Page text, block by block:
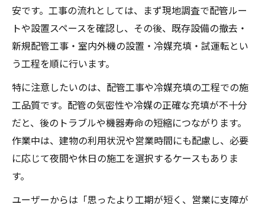
安です。工事の流れとしては、まず現地調査で配管ルー
トや設置スペースを確認し、その後、既存設備の撤去・
新規配管工事・室内外機の設置・冷媒充填・試運転とい
う工程を順に行います。
特に注意したいのは、配管工事や冷媒充填の工程での施
工品質です。配管の気密性や冷媒の正確な充填が不十分
だと、後のトラブルや機器寿命の短縮につながります。
作業中は、建物の利用状況や営業時間にも配慮し、必要
に応じて夜間や休日の施工を選択するケースもありま
す。
ユーザーからは「思ったより工期が短く、営業に支障が